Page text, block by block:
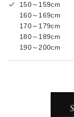
150～159cm
160～169cm
170～179cm
180～189cm
190～200cm